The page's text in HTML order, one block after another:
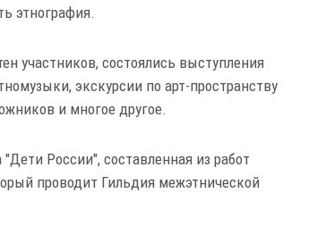
этнография.
участников, состоялись выступления
экскурсии по арт-пространству
и многое другое.
России", составленная из работ
проводит Гильдия межэтнической